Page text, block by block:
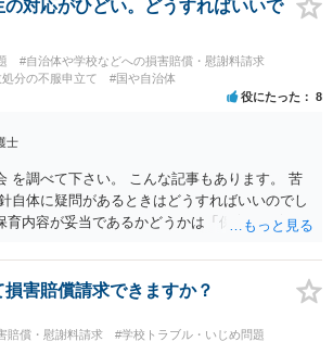
らかにさせる必要もあるでしょう）。 申立て
れれば裁判所によって仮処分命令が発せられる
ば申立てから１か月以内に仮処分命令を得ら
。 仮処分の審理の過程で裁判所が学校側に生
によって解決が図られることもあります。 い
題に取り組んでいる弁護士に直接相談なさって
い。
の対応がひどい。どうすればいいで
#自治体や学校などへの損害賠償・慰謝料請求
分の不服申立て #国や自治体
役にたった 8
士
を調べて下さい。 こんな記事もあります。 苦
自体に疑問があるときはどうすればいいのでし
育内容が妥当であるかどうかは「保育所保育指
ずにこじれた時には、苦情を文書にして保育園
は保護者の苦情に耳を傾けなくてはならないと
ための第三者委員を施設ごとにおくことも指
害賠償請求できますか？
賠償・慰謝料請求
#学校トラブル・いじめ問題